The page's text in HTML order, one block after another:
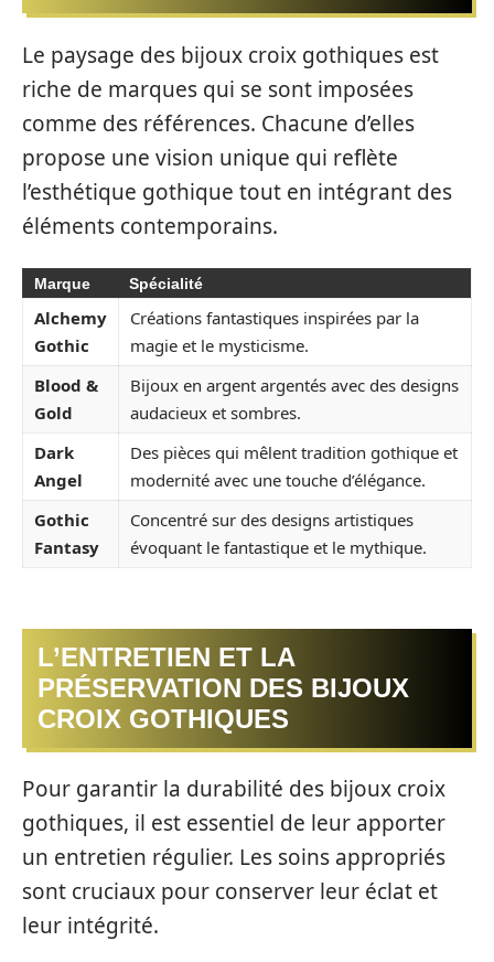
Le paysage des bijoux croix gothiques est
riche de marques qui se sont imposées
comme des références. Chacune d’elles
propose une vision unique qui reflète
l’esthétique gothique tout en intégrant des
éléments contemporains.
Marque Spécialité
Alchemy
Gothic
Créations fantastiques inspirées par la
magie et le mysticisme.
Blood &
Gold
Bijoux en argent argentés avec des designs
audacieux et sombres.
Dark
Angel
Des pièces qui mêlent tradition gothique et
modernité avec une touche d’élégance.
Gothic
Fantasy
Concentré sur des designs artistiques
évoquant le fantastique et le mythique.
L’ENTRETIEN ET LA
PRÉSERVATION DES BIJOUX
CROIX GOTHIQUES
Pour garantir la durabilité des bijoux croix
gothiques, il est essentiel de leur apporter
un entretien régulier. Les soins appropriés
sont cruciaux pour conserver leur éclat et
leur intégrité.